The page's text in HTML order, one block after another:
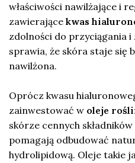
właściwości nawilżające i
zawierające kwas
zdolności do przyciągania
sprawia, że skóra staje się
nawilżona.
Oprócz kwasu
zainwestować w oleje
skórze cennych
pomagają odbudować
hydrolipidową. Oleje takie